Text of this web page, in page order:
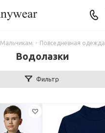
Мальчикам - Повседневная одежда
Водолазки
Фильтр